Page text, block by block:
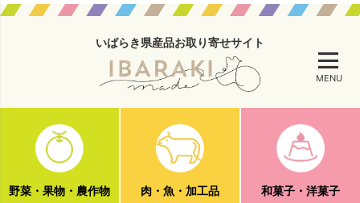
いばらき県産品お取り寄せサイト
MENU
野菜・果物・農作物 肉・魚・加工品 和菓子・洋菓子